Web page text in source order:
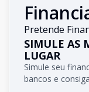
Pretende
SIMULE AS
LUGAR
Simule seu
bancos e